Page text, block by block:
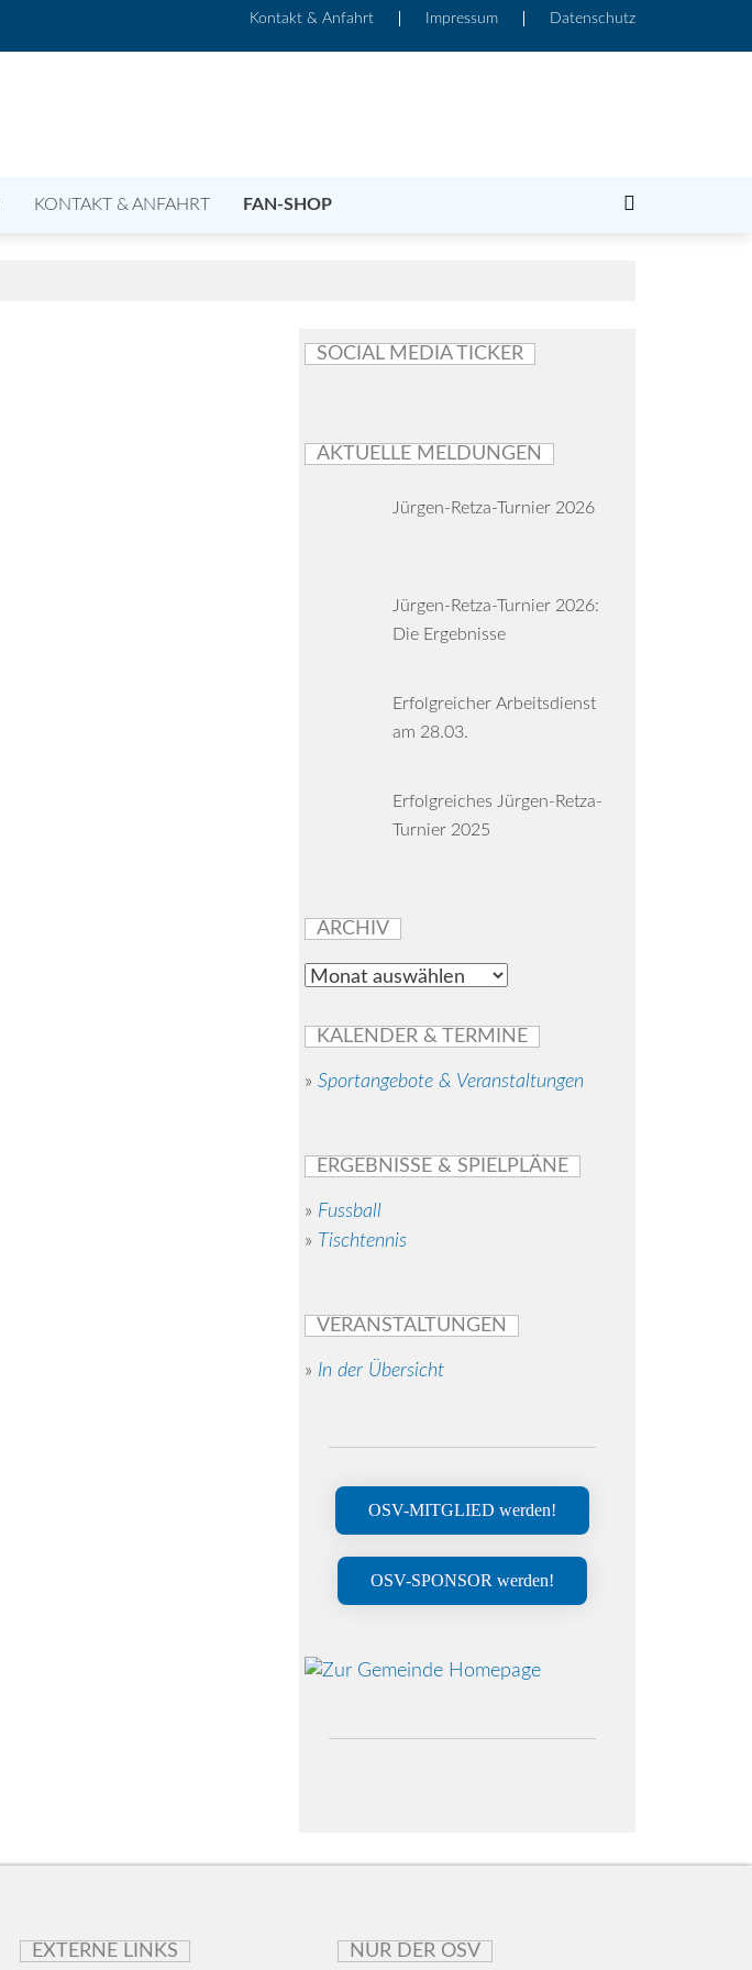
Kontakt & Anfahrt Impressum Datenschutz
KONTAKT & ANFAHRT FAN-SHOP
SOCIAL MEDIA TICKER
AKTUELLE MELDUNGEN
Jürgen-Retza-Turnier 2026
Jürgen-Retza-Turnier 2026:
Die Ergebnisse
Erfolgreicher Arbeitsdienst
am 28.03.
Erfolgreiches Jürgen-Retza-
Turnier 2025
ARCHIV
Archiv
KALENDER & TERMINE
»Sportangebote & Veranstaltungen
ERGEBNISSE & SPIELPLÄNE
» Fussball
» Tischtennis
VERANSTALTUNGEN
» In der Übersicht
OSV-MITGLIED werden!
OSV-SPONSOR werden!
EXTERNE LINKS NUR DER OSV